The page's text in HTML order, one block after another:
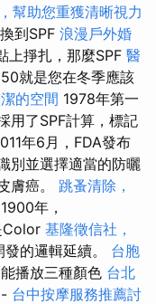
幫助您重獲清晰視力
到SPF 浪漫戶外婚
上掙扎，那麼SPF 醫
50就是您在冬季應該
的空間 1978年第一
用了SPF計算，標記
年6月，FDA發布
別並選擇適當的防曬
膚癌。 跳蚤清除，
1900年，
Color 基隆徵信社，
的邏輯延續。 台胞
播放三種顏色 台北
- 台中按摩服務推薦討